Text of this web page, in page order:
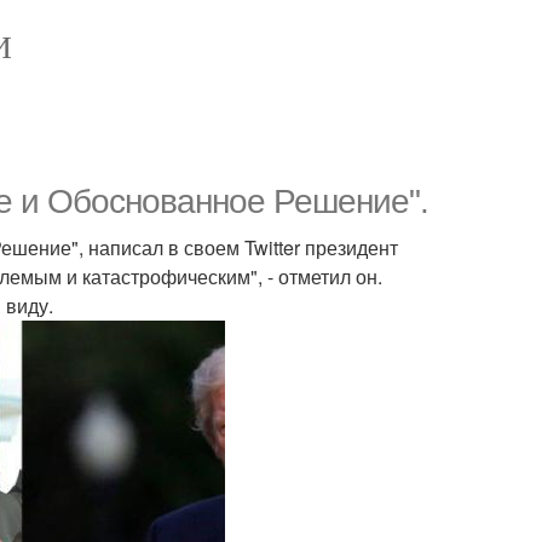
и Обоснованное Решение".
написал в своем Twitter президент
и катастрофическим", - отметил он.